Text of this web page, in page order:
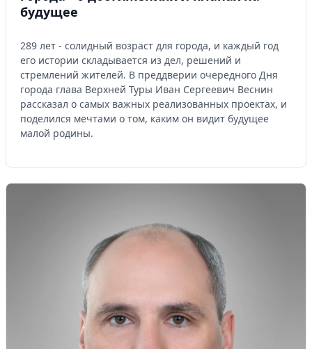
будущее
289 лет - солидный возраст для города, и каждый год
его истории складывается из дел, решений и
стремлений жителей. В преддверии очередного Дня
города глава Верхней Туры Иван Сергеевич Веснин
рассказал о самых важных реализованных проектах, и
поделился мечтами о том, каким он видит будущее
малой родины.